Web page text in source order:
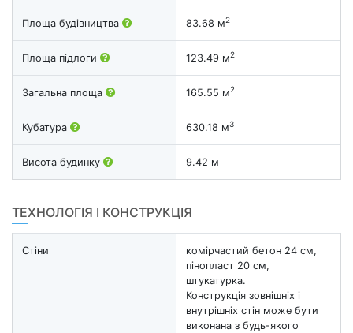
Площа будівництва 83.68 м2
Площа підлоги 123.49 м2
Загальна площа 165.55 м2
Кубатура 630.18 м3
Висота будинку 9.42 м
ТЕХНОЛОГІЯ І КОНСТРУКЦІЯ
Стіни
комірчастий бетон 24 см,
пінопласт 20 см,
штукатурка.
Конструкція зовнішніх і
внутрішніх стін може бути
виконана з будь-якого